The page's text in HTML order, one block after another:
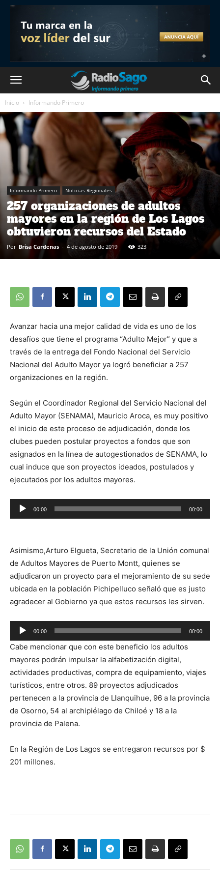
Inicio Informando Primero
Informando Primero Noticias Regionales
257 organizaciones de adultos
mayores en la región de Los Lagos
obtuvieron recursos del Estado
Por Brisa Cardenas - 4 de agosto de 2019 323
Avanzar hacia una mejor calidad de vida es uno de los
desafíos que tiene el programa “Adulto Mejor” y que a
través de la entrega del Fondo Nacional del Servicio
Nacional del Adulto Mayor ya logró beneficiar a 257
organizaciones en la región.
Según el Coordinador Regional del Servicio Nacional del
Adulto Mayor (SENAMA), Mauricio Aroca, es muy positivo
el inicio de este proceso de adjudicación, donde los
clubes pueden postular proyectos a fondos que son
asignados en la línea de autogestionados de SENAMA, lo
cual induce que son proyectos ideados, postulados y
ejecutados por los adultos mayores.
Reproductor
de
00:00 00:00
Asimismo,Arturo Elgueta, Secretario de la Unión comunal
de Adultos Mayores de Puerto Montt, quienes se
adjudicaron un proyecto para el mejoramiento de su sede
ubicada en la población Pichipelluco señaló que es justo
agradecer al Gobierno ya que estos recursos les sirven.
Reproductor
de
audio
00:00 00:00
Cabe mencionar que con este beneficio los adultos
mayores podrán impulsar la alfabetización digital,
actividades productivas, compra de equipamiento, viajes
turísticos, entre otros. 89 proyectos adjudicados
pertenecen a la provincia de Llanquihue, 96 a la provincia
de Osorno, 54 al archipiélago de Chiloé y 18 a la
provincia de Palena.
En la Región de Los Lagos se entregaron recursos por $
201 millones.